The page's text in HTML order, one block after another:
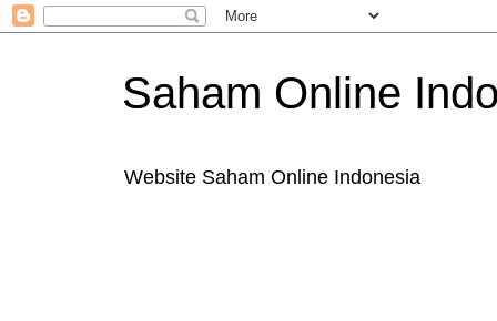
Saham Online
Website Saham Online Indonesia